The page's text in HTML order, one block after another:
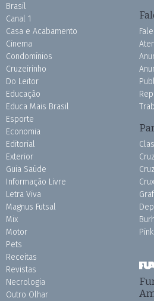
Brasil
Canal 1
Casa e Acabamento
Cinema
Condomínios
Cruzeirinho
Do Leitor
Educação
Educa Mais Brasil
Esporte
Economia
Editorial
Exterior
Guia Saúde
Informação Livre
Letra Viva
Magnus Futsal
Mix
Motor
Pets
Receitas
Revistas
Necrologia
Outro Olhar
Burh